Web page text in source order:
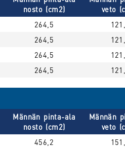
nosto (cm2)
veto
264,5
264,5
264,5
264,5
Männän pinta-ala
nosto (cm2)
Männän
veto
456,2